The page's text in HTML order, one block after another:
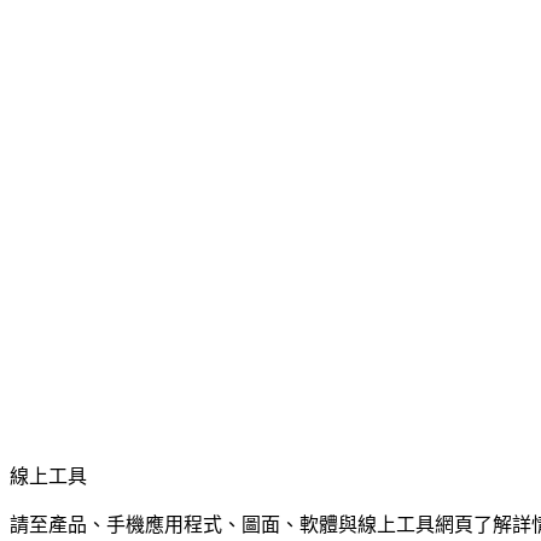
線上工具
請至產品、手機應用程式、圖面、軟體與線上工具網頁了解詳